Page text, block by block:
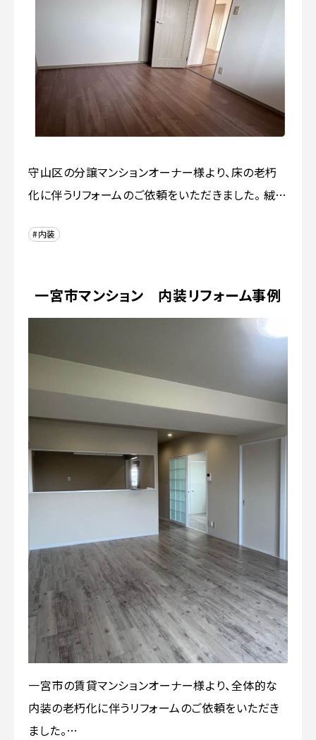
守山区の分譲マンションオーナー様より、床の老朽
化に伴うリフォームのご依頼をいただきました。 絨…
#内装
一宮市マンション 内装リフォーム事例
一宮市の賃貸マンションオーナー様より、全体的な
内装の老朽化に伴うリフォームのご依頼をいただき
ました。…